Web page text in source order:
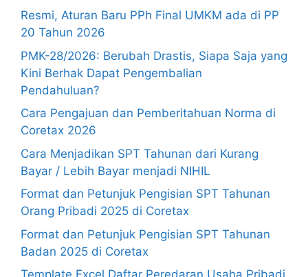
Resmi, Aturan Baru PPh Final UMKM ada di PP
20 Tahun 2026
PMK-28/2026: Berubah Drastis, Siapa Saja yang
Kini Berhak Dapat Pengembalian
Pendahuluan?
Cara Pengajuan dan Pemberitahuan Norma di
Coretax 2026
Cara Menjadikan SPT Tahunan dari Kurang
Bayar / Lebih Bayar menjadi NIHIL
Format dan Petunjuk Pengisian SPT Tahunan
Orang Pribadi 2025 di Coretax
Format dan Petunjuk Pengisian SPT Tahunan
Badan 2025 di Coretax